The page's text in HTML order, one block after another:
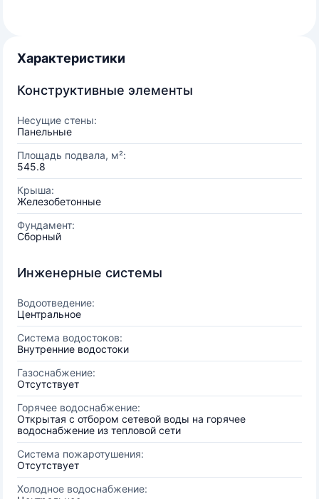
Характеристики
Конструктивные элементы
Несущие стены:
Панельные
Площадь подвала, м²:
545.8
Крыша:
Железобетонные
Фундамент:
Сборный
Инженерные системы
Водоотведение:
Центральное
Система водостоков:
Внутренние водостоки
Газоснабжение:
Отсутствует
Горячее водоснабжение:
Открытая с отбором сетевой воды на горячее
водоснабжение из тепловой сети
Система пожаротушения:
Отсутствует
Холодное водоснабжение: